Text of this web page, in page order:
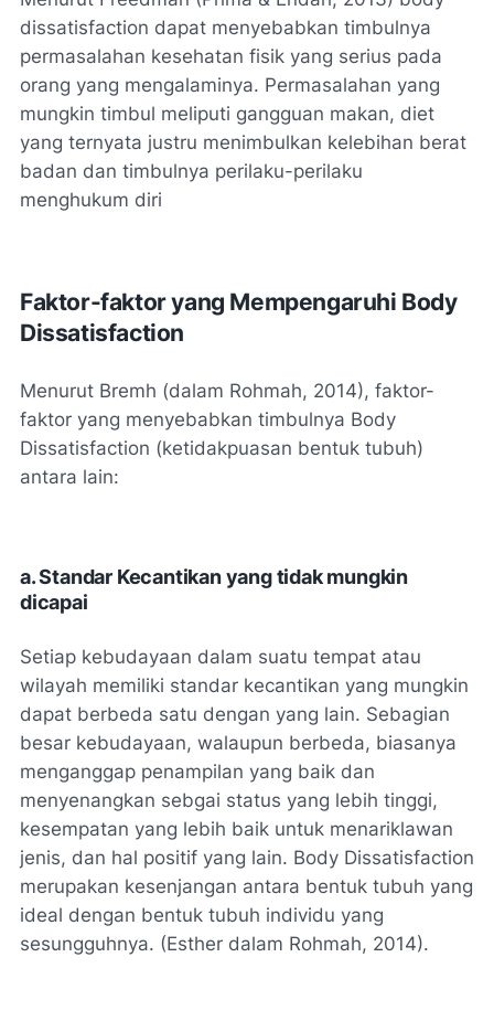
dissatisfaction dapat menyebabkan timbulnya
permasalahan kesehatan fisik yang serius pada
orang yang mengalaminya. Permasalahan yang
mungkin timbul meliputi gangguan makan, diet
yang ternyata justru menimbulkan kelebihan berat
badan dan timbulnya perilaku-perilaku
menghukum diri
Faktor-faktor yang Mempengaruhi Body
Dissatisfaction
Menurut Bremh (dalam Rohmah, 2014), faktor-
faktor yang menyebabkan timbulnya Body
Dissatisfaction (ketidakpuasan bentuk tubuh)
antara lain:
a.Standar Kecantikan yang tidak mungkin
dicapai
Setiap kebudayaan dalam suatu tempat atau
wilayah memiliki standar kecantikan yang mungkin
dapat berbeda satu dengan yang lain. Sebagian
besar kebudayaan, walaupun berbeda, biasanya
menganggap penampilan yang baik dan
menyenangkan sebgai status yang lebih tinggi,
kesempatan yang lebih baik untuk menariklawan
jenis, dan hal positif yang lain. Body Dissatisfaction
merupakan kesenjangan antara bentuk tubuh yang
ideal dengan bentuk tubuh individu yang
sesungguhnya. (Esther dalam Rohmah, 2014).